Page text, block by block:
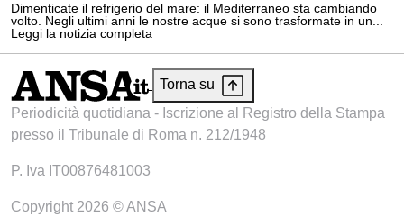
Dimenticate il refrigerio del mare: il Mediterraneo sta cambiando
volto. Negli ultimi anni le nostre acque si sono trasformate in un...
Leggi la notizia completa
Torna su
Periodicità quotidiana - Iscrizione al Registro della Stampa
presso il Tribunale di Roma n. 212/1948
P. Iva IT00876481003
Copyright 2026 © ANSA